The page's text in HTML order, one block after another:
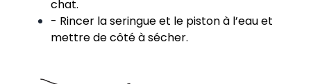
chat.
- Rincer la seringue et le piston à l’eau et
mettre de côté à sécher.